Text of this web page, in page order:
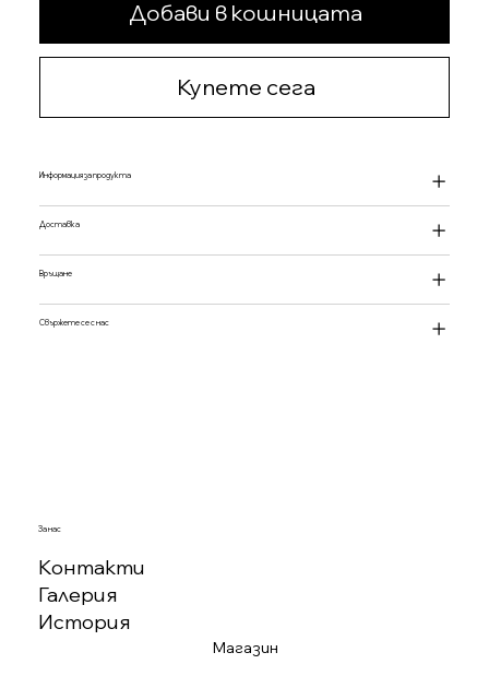
Добави в кошницата
Купете сега
Информация за продукта
Доставка
Връщане
Свържете се с нас
За нас
Контакти
Галерия
История
Магазин